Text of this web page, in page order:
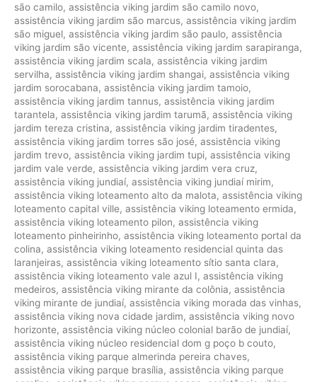
são camilo, assistência viking jardim são camilo novo,
assistência viking jardim são marcus, assistência viking jardim
são miguel, assistência viking jardim são paulo, assistência
viking jardim são vicente, assistência viking jardim sarapiranga,
assistência viking jardim scala, assistência viking jardim
servilha, assistência viking jardim shangai, assistência viking
jardim sorocabana, assistência viking jardim tamoio,
assistência viking jardim tannus, assistência viking jardim
tarantela, assistência viking jardim tarumã, assistência viking
jardim tereza cristina, assistência viking jardim tiradentes,
assistência viking jardim torres são josé, assistência viking
jardim trevo, assistência viking jardim tupi, assistência viking
jardim vale verde, assistência viking jardim vera cruz,
assistência viking jundiaí, assistência viking jundiaí mirim,
assistência viking loteamento alto da malota, assistência viking
loteamento capital ville, assistência viking loteamento ermida,
assistência viking loteamento pilon, assistência viking
loteamento pinheirinho, assistência viking loteamento portal da
colina, assistência viking loteamento residencial quinta das
laranjeiras, assistência viking loteamento sítio santa clara,
assistência viking loteamento vale azul I, assistência viking
medeiros, assistência viking mirante da colônia, assistência
viking mirante de jundiaí, assistência viking morada das vinhas,
assistência viking nova cidade jardim, assistência viking novo
horizonte, assistência viking núcleo colonial barão de jundiaí,
assistência viking núcleo residencial dom g poço b couto,
assistência viking parque almerinda pereira chaves,
assistência viking parque brasília, assistência viking parque